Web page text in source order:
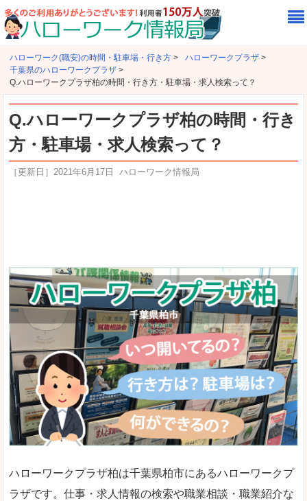
ハローワーク(職安)の時間・駐車場・行き方 > ハローワークプラザ >
千葉県のハローワークプラザ >
Q.ハローワークプラザ柏の時間・行き方・駐車場・求人検索って？
Q.ハローワークプラザ柏の時間・行き
方・駐車場・求人検索って？
［更新日］ 2021年6月17日 ハローワーク情報局
ハローワークプラザ柏は千葉県柏市にあるハローワークプ
ラザです。仕事・求人情報の検索や職業相談・職業紹介な